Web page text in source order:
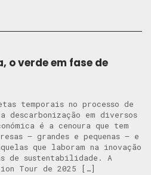
o verde em fase de
temporais no processo de
em diversos
é a cenoura que tem
– grandes e pequenas – e
que laboram na inovação
de sustentabilidade. A
Tour de 2025 […]